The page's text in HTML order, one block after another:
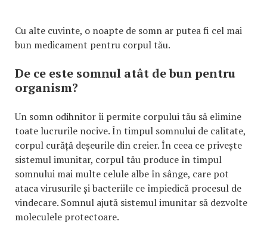
Cu alte cuvinte, o noapte de somn ar putea fi cel mai
bun medicament pentru corpul tău.
De ce este somnul atât de bun pentru
organism?
Un somn odihnitor îi permite corpului tău să elimine
toate lucrurile nocive. În timpul somnului de calitate,
corpul curăță deșeurile din creier. În ceea ce privește
sistemul imunitar, corpul tău produce în timpul
somnului mai multe celule albe în sânge, care pot
ataca virusurile și bacteriile ce împiedică procesul de
vindecare. Somnul ajută sistemul imunitar să dezvolte
moleculele protectoare.